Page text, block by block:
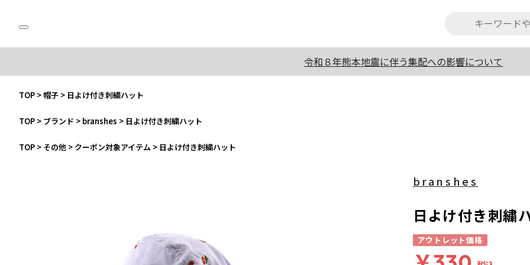
令和８年熊本地震に伴う集配への影響について
TOP > 帽子 > 日よけ付き刺繍ハット
TOP > ブランド > branshes > 日よけ付き刺繍ハット
TOP > その他 > クーポン対象アイテム > 日よけ付き刺繍ハット
branshes
日よけ付き刺繍
アウトレット価格